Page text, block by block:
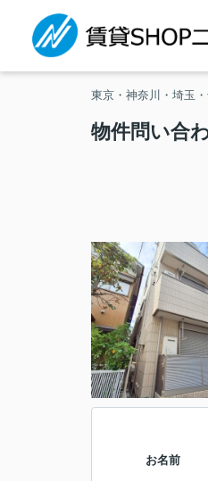
東京・神奈川・埼玉
物件問い合
お名前